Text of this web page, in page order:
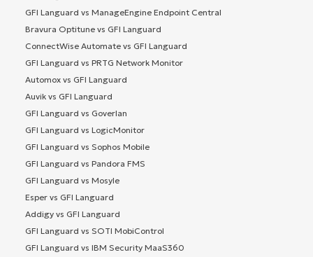
GFI Languard vs ManageEngine Endpoint Central
Bravura Optitune vs GFI Languard
ConnectWise Automate vs GFI Languard
GFI Languard vs PRTG Network Monitor
Automox vs GFI Languard
Auvik vs GFI Languard
GFI Languard vs Goverlan
GFI Languard vs LogicMonitor
GFI Languard vs Sophos Mobile
GFI Languard vs Pandora FMS
GFI Languard vs Mosyle
Esper vs GFI Languard
Addigy vs GFI Languard
GFI Languard vs SOTI MobiControl
GFI Languard vs IBM Security MaaS360